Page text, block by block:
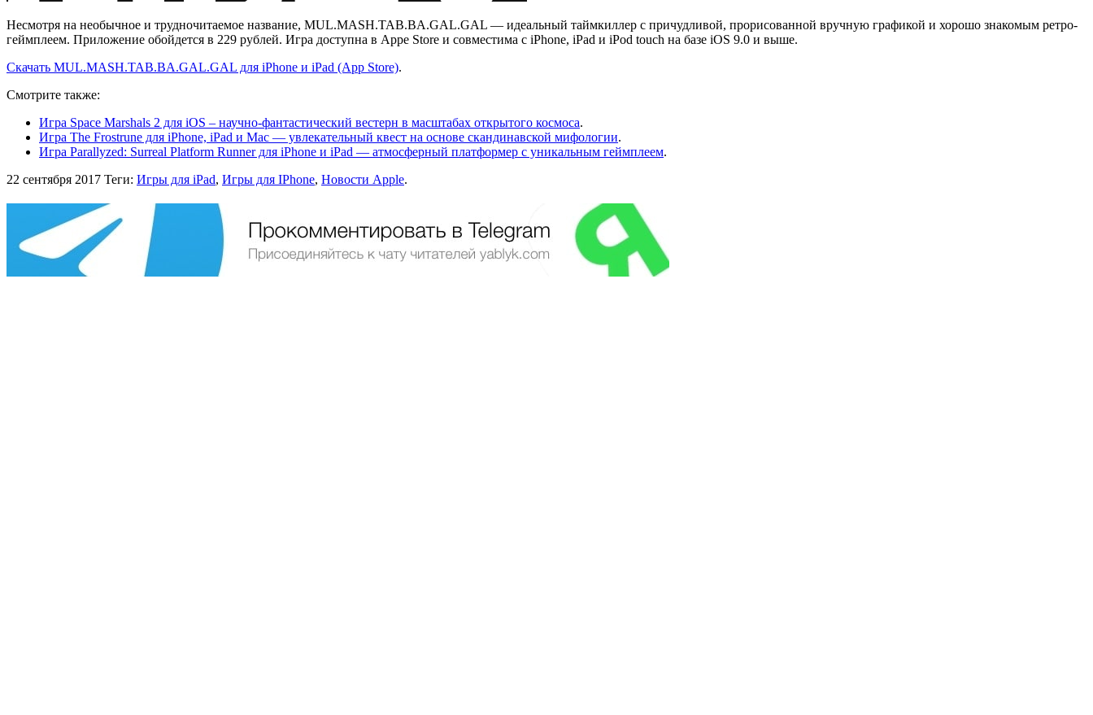
Несмотря на необычное и трудночитаемое название, MUL.MASH.TAB.BA.GAL.GAL — идеальный таймкиллер с причудливой, прорисованной вручную графикой и хорошо знакомым ретро-
геймплеем. Приложение обойдется в 229 рублей. Игра доступна в Appe Store и совместима с iPhone, iPad и iPod touch на базе iOS 9.0 и выше.
Скачать MUL.MASH.TAB.BA.GAL.GAL для iPhone и iPad (App Store).
Смотрите также:
Игра Space Marshals 2 для iOS – научно-фантастический вестерн в масштабах открытого космоса.
Игра The Frostrune для iPhone, iPad и Mac — увлекательный квест на основе скандинавской мифологии.
Игра Parallyzed: Surreal Platform Runner для iPhone и iPad — атмосферный платформер с уникальным геймплеем.
22 сентября 2017 Теги: Игры для iPad, Игры для IPhone, Новости Apple.